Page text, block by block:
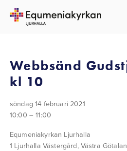
TILLBAKA TILL ALLA
Webbsänd
kl 10
söndag 14 februari 2021
10:00
11:00
Equmeniakyrkan Ljurhalla
1 Ljurhalla Västergård Västra